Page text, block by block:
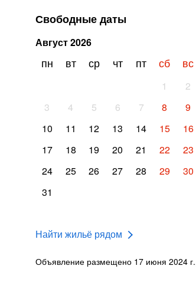
Свободные даты
Август2026
пн вт ср чт пт сб вс
1
2
3
4 5 6 7 8
9
10
11 12 13 14 15
16
17
18 19 20 21 22
23
24
25 26 27 28 29
30
31
Найти жильё рядом
Объявление размещено 17 июня 2024